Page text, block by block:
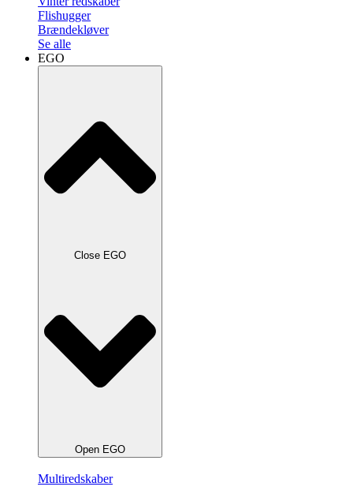
Flishugger
Brændekløver
Se alle
EGO
Close EGO
Open EGO
Multiredskaber